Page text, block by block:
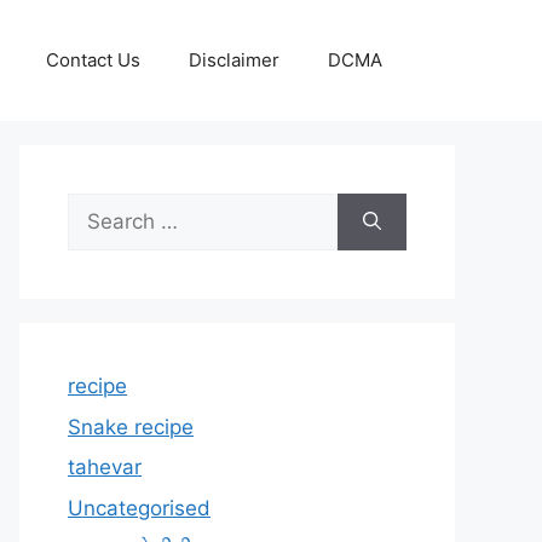
Contact Us Disclaimer DCMA
Search
for:
recipe
Snake recipe
tahevar
Uncategorised